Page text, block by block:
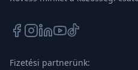
Fizetési partnerünk: